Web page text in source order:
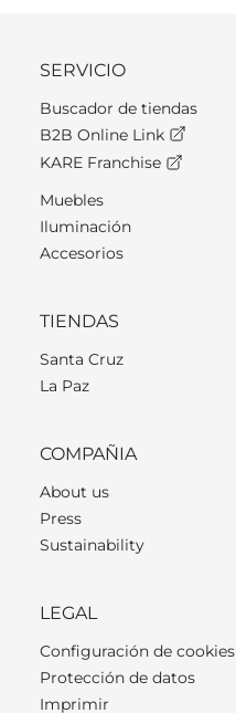
SERVICIO
Buscador de tiendas
B2B Online Link
KARE Franchise
Muebles
Iluminación
Accesorios
TIENDAS
Santa Cruz
La Paz
COMPAÑIA
About us
Press
Sustainability
LEGAL
Configuración de cookies
Protección de datos
Imprimir